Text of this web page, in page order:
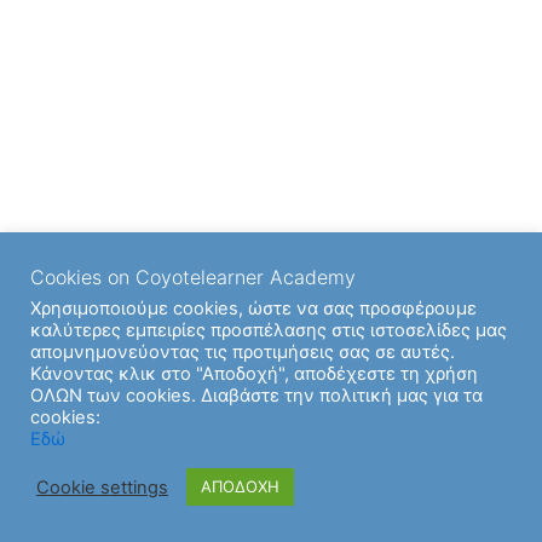
Cookies on Coyotelearner Academy
Χρησιμοποιούμε cookies, ώστε να σας προσφέρουμε
καλύτερες εμπειρίες προσπέλασης στις ιστοσελίδες μας
απομνημονεύοντας τις προτιμήσεις σας σε αυτές.
Κάνοντας κλικ στο "Αποδοχή", αποδέχεστε τη χρήση
ΟΛΩΝ των cookies. Διαβάστε την πολιτική μας για τα
cookies:
Εδώ
Cookie settings ΑΠΟΔΟΧΗ